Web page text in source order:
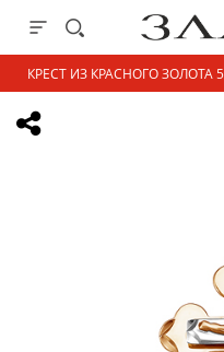
КРЕСТ ИЗ КРАСНОГО ЗОЛОТА